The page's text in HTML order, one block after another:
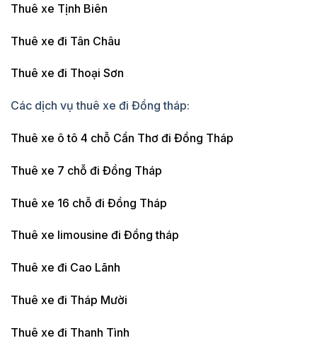
Thuê xe Tịnh Biên
Thuê xe đi Tân Châu
Thuê xe đi Thoại Sơn
Các dịch vụ thuê xe đi Đồng tháp:
Thuê xe ô tô 4 chỗ Cần Thơ đi Đồng Tháp
Thuê xe 7 chỗ đi Đồng Tháp
Thuê xe 16 chỗ đi Đồng Tháp
Thuê xe limousine đi Đồng tháp
Thuê xe đi Cao Lãnh
Thuê xe đi Tháp Mười
Thuê xe đi Thanh Tình